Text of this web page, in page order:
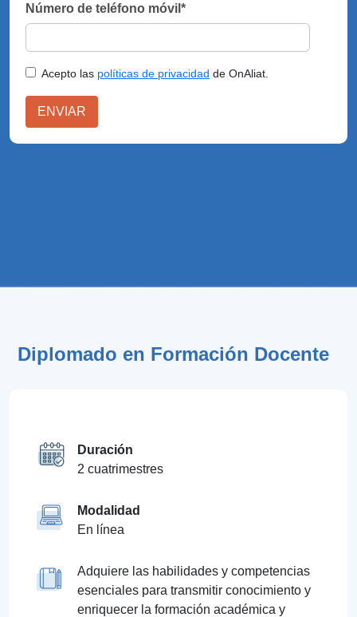
Número de teléfono móvil *
Acepto las políticas de privacidad de OnAliat.
Diplomado en Formación Docente
Duración
2 cuatrimestres
Modalidad
En línea
Adquiere las habilidades y competencias
esenciales para transmitir conocimiento y
enriquecer la formación académica y